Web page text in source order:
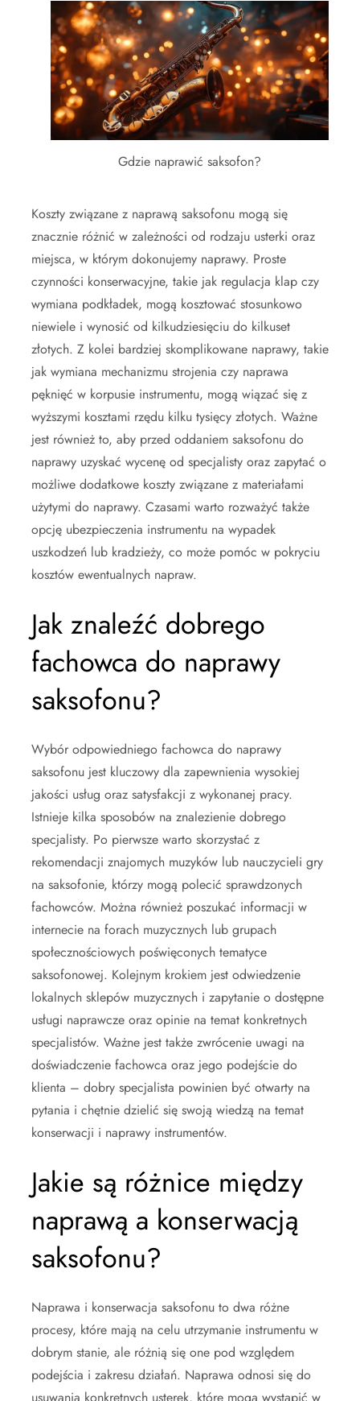
Gdzie naprawić saksofon?
Koszty związane z naprawą saksofonu mogą się
znacznie różnić w zależności od rodzaju usterki oraz
miejsca, w którym dokonujemy naprawy. Proste
czynności konserwacyjne, takie jak regulacja klap czy
wymiana podkładek, mogą kosztować stosunkowo
niewiele i wynosić od kilkudziesięciu do kilkuset
złotych. Z kolei bardziej skomplikowane naprawy, takie
jak wymiana mechanizmu strojenia czy naprawa
pęknięć w korpusie instrumentu, mogą wiązać się z
wyższymi kosztami rzędu kilku tysięcy złotych. Ważne
jest również to, aby przed oddaniem saksofonu do
naprawy uzyskać wycenę od specjalisty oraz zapytać o
możliwe dodatkowe koszty związane z materiałami
użytymi do naprawy. Czasami warto rozważyć także
opcję ubezpieczenia instrumentu na wypadek
uszkodzeń lub kradzieży, co może pomóc w pokryciu
kosztów ewentualnych napraw.
Jak znaleźć dobrego
fachowca do naprawy
saksofonu?
Wybór odpowiedniego fachowca do naprawy
saksofonu jest kluczowy dla zapewnienia wysokiej
jakości usług oraz satysfakcji z wykonanej pracy.
Istnieje kilka sposobów na znalezienie dobrego
specjalisty. Po pierwsze warto skorzystać z
rekomendacji znajomych muzyków lub nauczycieli gry
na saksofonie, którzy mogą polecić sprawdzonych
fachowców. Można również poszukać informacji w
internecie na forach muzycznych lub grupach
społecznościowych poświęconych tematyce
saksofonowej. Kolejnym krokiem jest odwiedzenie
lokalnych sklepów muzycznych i zapytanie o dostępne
usługi naprawcze oraz opinie na temat konkretnych
specjalistów. Ważne jest także zwrócenie uwagi na
doświadczenie fachowca oraz jego podejście do
klienta – dobry specjalista powinien być otwarty na
pytania i chętnie dzielić się swoją wiedzą na temat
konserwacji i naprawy instrumentów.
Jakie są różnice między
naprawą a konserwacją
saksofonu?
Naprawa i konserwacja saksofonu to dwa różne
procesy, które mają na celu utrzymanie instrumentu w
dobrym stanie, ale różnią się one pod względem
podejścia i zakresu działań. Naprawa odnosi się do
usuwania konkretnych usterek, które mogą wystąpić w